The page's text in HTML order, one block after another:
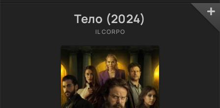
Тело (2024)
IL CORPO